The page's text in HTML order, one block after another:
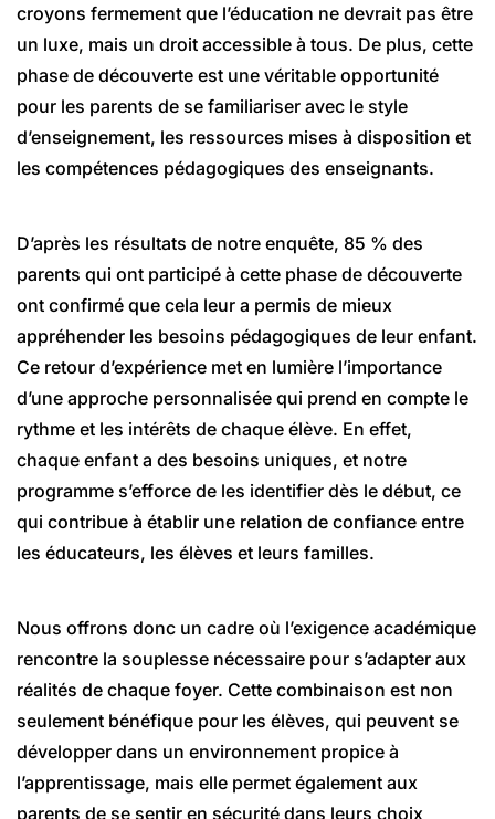
croyons fermement que l’éducation ne devrait pas être
un luxe, mais un droit accessible à tous. De plus, cette
phase de découverte est une véritable opportunité
pour les parents de se familiariser avec le style
d’enseignement, les ressources mises à disposition et
les compétences pédagogiques des enseignants.
D’après les résultats de notre enquête, 85 % des
parents qui ont participé à cette phase de découverte
ont confirmé que cela leur a permis de mieux
appréhender les besoins pédagogiques de leur enfant.
Ce retour d’expérience met en lumière l’importance
d’une approche personnalisée qui prend en compte le
rythme et les intérêts de chaque élève. En effet,
chaque enfant a des besoins uniques, et notre
programme s’efforce de les identifier dès le début, ce
qui contribue à établir une relation de confiance entre
les éducateurs, les élèves et leurs familles.
Nous offrons donc un cadre où l’exigence académique
rencontre la souplesse nécessaire pour s’adapter aux
réalités de chaque foyer. Cette combinaison est non
seulement bénéfique pour les élèves, qui peuvent se
développer dans un environnement propice à
l’apprentissage, mais elle permet également aux
parents de se sentir en sécurité dans leurs choix